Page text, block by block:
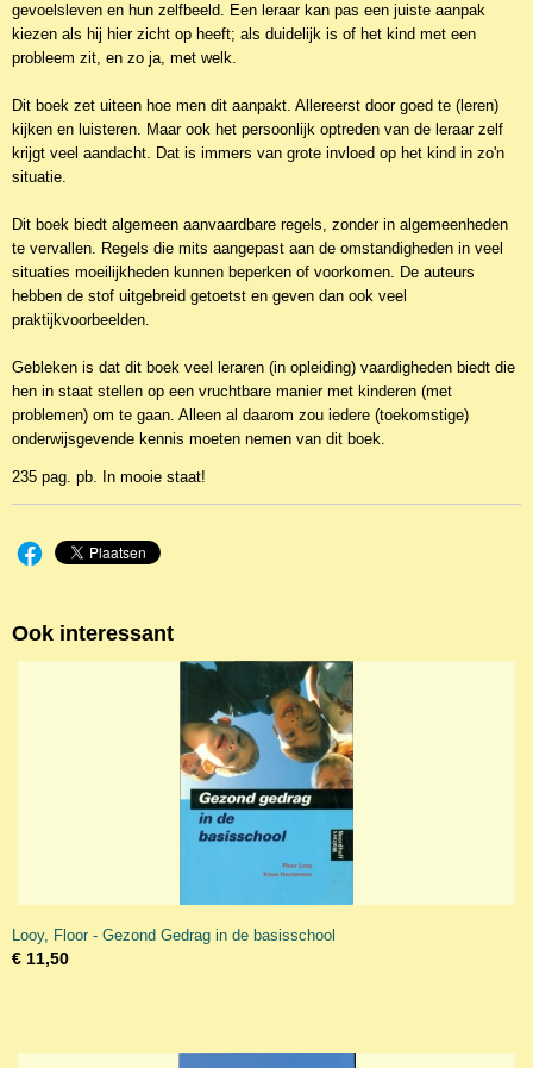
gevoelsleven en hun zelfbeeld. Een leraar kan pas een juiste aanpak
kiezen als hij hier zicht op heeft; als duidelijk is of het kind met een
probleem zit, en zo ja, met welk.
Dit boek zet uiteen hoe men dit aanpakt. Allereerst door goed te (leren)
kijken en luisteren. Maar ook het persoonlijk optreden van de leraar zelf
krijgt veel aandacht. Dat is immers van grote invloed op het kind in zo'n
situatie.
Dit boek biedt algemeen aanvaardbare regels, zonder in algemeenheden
te vervallen. Regels die mits aangepast aan de omstandigheden in veel
situaties moeilijkheden kunnen beperken of voorkomen. De auteurs
hebben de stof uitgebreid getoetst en geven dan ook veel
praktijkvoorbeelden.
Gebleken is dat dit boek veel leraren (in opleiding) vaardigheden biedt die
hen in staat stellen op een vruchtbare manier met kinderen (met
problemen) om te gaan. Alleen al daarom zou iedere (toekomstige)
onderwijsgevende kennis moeten nemen van dit boek.
235 pag. pb. In mooie staat!
Ook interessant
Looy, Floor - Gezond Gedrag in de basisschool
€ 11,50